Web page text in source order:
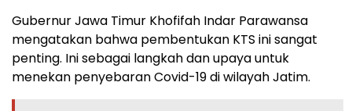
Gubernur Jawa Timur Khofifah Indar Parawansa
mengatakan bahwa pembentukan KTS ini sangat
penting. Ini sebagai langkah dan upaya untuk
menekan penyebaran Covid-19 di wilayah Jatim.